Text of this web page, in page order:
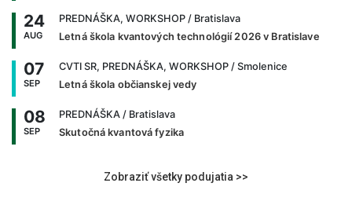
24
AUG
PREDNÁŠKA, WORKSHOP / Bratislava
Letná škola kvantových technológií 2026 v Bratislave
07
SEP
CVTI SR, PREDNÁŠKA, WORKSHOP / Smolenice
Letná škola občianskej vedy
08
SEP
PREDNÁŠKA / Bratislava
Skutočná kvantová fyzika
Zobraziť všetky podujatia >>